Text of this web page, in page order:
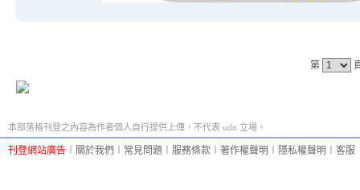
第
本部落格刊登之內容為作者個人自行提供上傳，不代表 udn 立場。
刊登網站廣告 關於我們 常見問題 服務條款 著作權聲明 隱私權聲明 客服